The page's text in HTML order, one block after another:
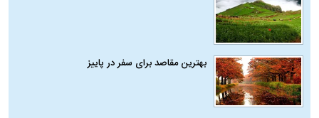
بهترین مقاصد برای سفر در پاییز